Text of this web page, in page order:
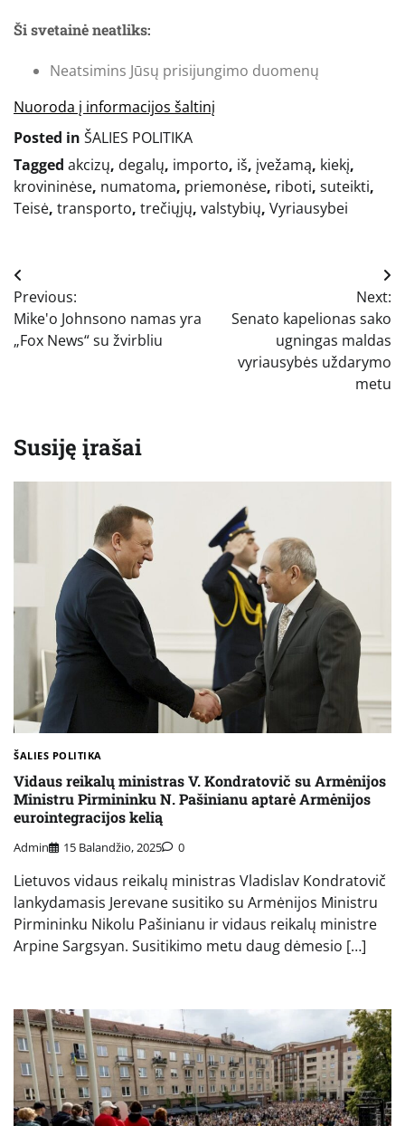
Ši svetainė neatliks:
Neatsimins Jūsų prisijungimo duomenų
Nuoroda į informacijos šaltinį
Posted in ŠALIES POLITIKA
Tagged akcizų, degalų, importo, iš, įvežamą, kiekį,
krovininėse, numatoma, priemonėse, riboti, suteikti,
Teisė, transporto, trečiųjų, valstybių, Vyriausybei
Navigacija
tarp
įrašų
Previous:
Mike'o Johnsono namas yra
„Fox News“ su žvirbliu
Next:
Senato kapelionas sako
ugningas maldas
vyriausybės uždarymo
metu
Susiję įrašai
ŠALIES POLITIKA
Vidaus reikalų ministras V. Kondratovič su Armėnijos
Ministru Pirmininku N. Pašinianu aptarė Armėnijos
eurointegracijos kelią
Admin 15 Balandžio, 2025 0
Lietuvos vidaus reikalų ministras Vladislav Kondratovič
lankydamasis Jerevane susitiko su Armėnijos Ministru
Pirmininku Nikolu Pašinianu ir vidaus reikalų ministre
Arpine Sargsyan. Susitikimo metu daug dėmesio […]